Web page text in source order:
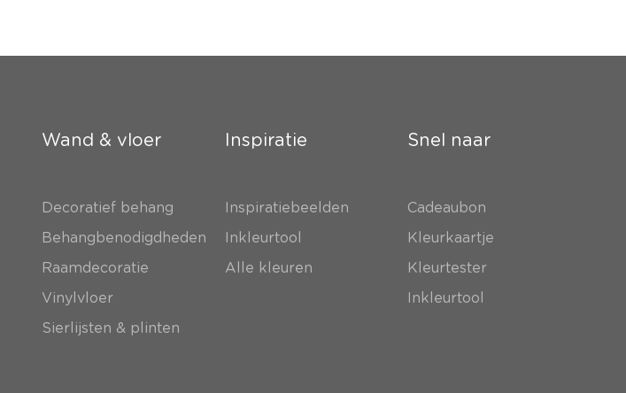
Wand & vloer
Decoratief behang
Behangbenodigdheden
Raamdecoratie
Vinylvloer
Sierlijsten & plinten
Inspiratie
Inspiratiebeelden
Inkleurtool
Alle kleuren
Snel naar
Cadeaubon
Kleurkaartje
Kleurtester
Inkleurtool